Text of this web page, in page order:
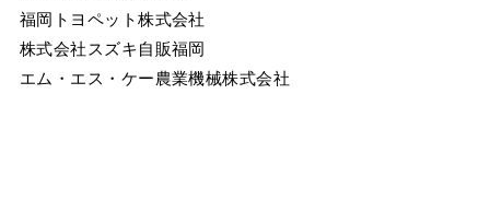
福岡トヨペット株式会社
株式会社スズキ自販福岡
エム・エス・ケー農業機械株式会社